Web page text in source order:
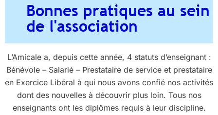
Bonnes pratiques au sein
de l'association
L’Amicale a, depuis cette année, 4 statuts d’enseignant :
Bénévole – Salarié – Prestataire de service et prestataire
en Exercice Libéral à qui nous avons confié nos activités
dont des nouvelles à découvrir plus loin. Tous nos
enseignants ont les diplômes requis à leur discipline.